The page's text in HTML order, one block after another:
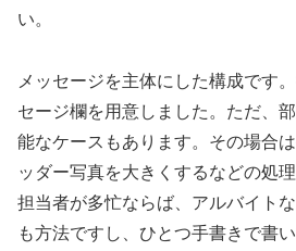
い。
メッセージを主体にした構成です
セージ欄を用意しました。ただ、
能なケースもあります。その場合
ッダー写真を大きくするなどの処理
担当者が多忙ならば、アルバイト
も方法ですし、ひとつ手書きで書